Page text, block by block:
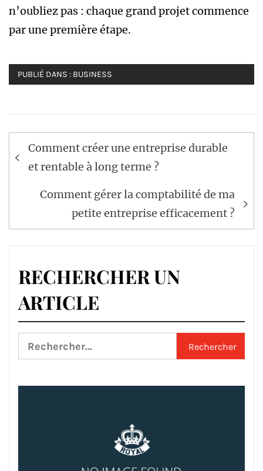
n’oubliez pas : chaque grand projet commence
par une première étape.
PUBLIÉ DANS : BUSINESS
Navigation
de
Comment créer une entreprise durable
et rentable à long terme ?
Comment gérer la comptabilité de ma
petite entreprise efficacement ?
RECHERCHER UN
ARTICLE
Rechercher :